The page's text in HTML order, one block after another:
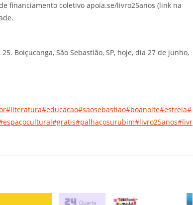
financiamento coletivo apoia.se/livro25anos (link na
Boiçucanga, São Sebastião, SP, hoje, dia 27 de junho,
#literatura#educacao#saosebastiao#boanoite#estreia#
#gratis#palhaçosurubim#livro25anos#livr